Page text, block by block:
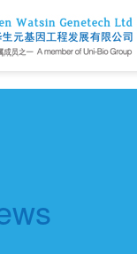
有限公司欢迎您